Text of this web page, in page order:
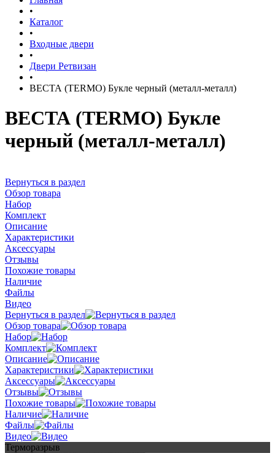
•
Каталог
•
Входные двери
•
Двери Ретвизан
•
ВЕСТА (TERMO) Букле черный (металл-металл)
ВЕСТА (TERMO) Букле
черный (металл-металл)
Вернуться в раздел
Обзор товара
Набор
Комплект
Описание
Характеристики
Аксессуары
Отзывы
Похожие товары
Наличие
Файлы
Видео
Вернуться в раздел
Обзор товара
Набор
Комплект
Описание
Характеристики
Аксессуары
Отзывы
Похожие товары
Наличие
Файлы
Видео
Терморазрыв